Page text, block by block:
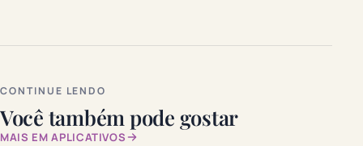
CONTINUE LENDO
Você também pode gostar
MAIS EM APLICATIVOS